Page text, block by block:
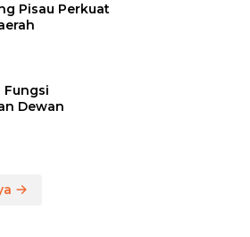
Pisau Perkuat
Fungsi
Dewan